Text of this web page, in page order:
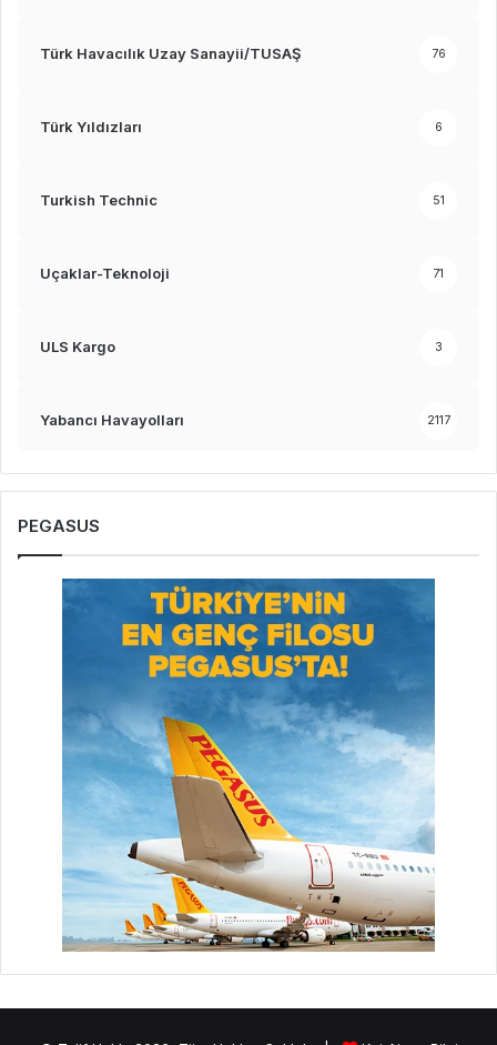
Türk Havacılık Uzay Sanayii/TUSAŞ 76
Türk Yıldızları 6
Turkish Technic 51
Uçaklar-Teknoloji 71
ULS Kargo 3
Yabancı Havayolları 2117
PEGASUS